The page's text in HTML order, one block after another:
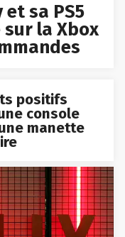
et sa PS5
la Xbox
positifs
console
manette